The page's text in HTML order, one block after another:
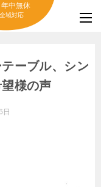
中無休
域対応
ーブル、シン
様の声
日